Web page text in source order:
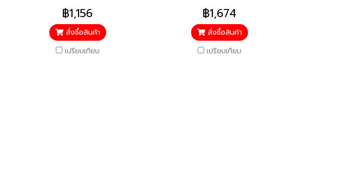
฿1,156
สั่งซื้อสินค้า
เปรียบเทียบ
฿1,674
สั่งซื้อสินค้า
เปรียบเทียบ